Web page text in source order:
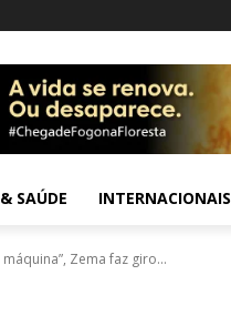
SAÚDE INTERNACIONAIS
Zema faz giro...